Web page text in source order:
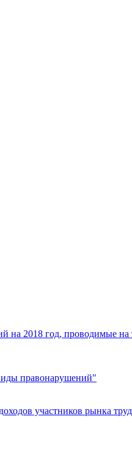
на 2018 год, проводимые
правонарушений"
участников рынка